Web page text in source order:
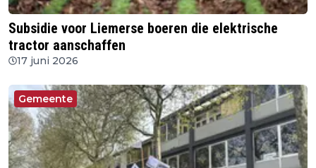
Subsidie voor Liemerse boeren die elektrische
tractor aanschaffen
17 juni 2026
Gemeente